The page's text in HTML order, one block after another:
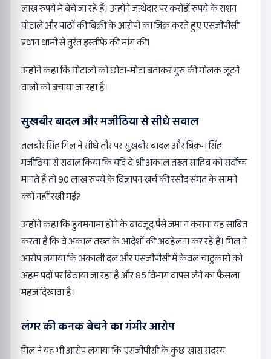
लाख रुपये में बेचे जा रहे हैं। उन्होंने जत्थेदार पर करोड़ों रुपये के राशन
घोटाले और पाठों की बिक्री के आरोपों का जिक्र करते हुए एसजीपीसी
प्रधान धामी से तुरंत इस्तीफे की मांग की।
उन्होंने कहा कि घोटालों को छोटा-मोटा बताकर गुरु की गोलक लूटने
वालों को बचाया जा रहा है।
सुखबीर बादल और मजीठिया से सीधे सवाल
तलबीर सिंह गिल ने सीधे तौर पर सुखबीर बादल और बिक्रम सिंह
मजीठिया से सवाल किया कि यदि वे श्री अकाल तख्त साहिब को सर्वोच्च
मानते हैं तो 90 लाख रुपये के विज्ञापन खर्च की रसीद संगत के सामने
क्यों नहीं रखी गई?
उन्होंने कहा कि हुक्मनामा होने के बावजूद पैसे जमा न कराना यह साबित
करता है कि वे अकाल तख्त के आदेशों की अवहेलना कर रहे हैं। गिल ने
आरोप लगाया कि अकाली दल और एसजीपीसी में केवल चाटुकारों को
अहम पदों पर बिठाया जा रहा है और 85 विभाग वापस लेने का फैसला
महज दिखावा है।
लंगर की कनक बेचने का गंभीर आरोप
गिल ने यह भी आरोप लगाया कि एसजीपीसी के कुछ खास सदस्य